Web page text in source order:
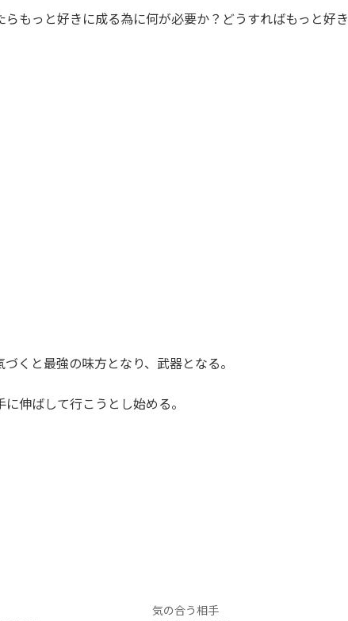
もっと好きに成る為に何が必要か？どうすればもっと好き
くと最強の味方となり、武器となる。
伸ばして行こうとし始める。
気の合う相手